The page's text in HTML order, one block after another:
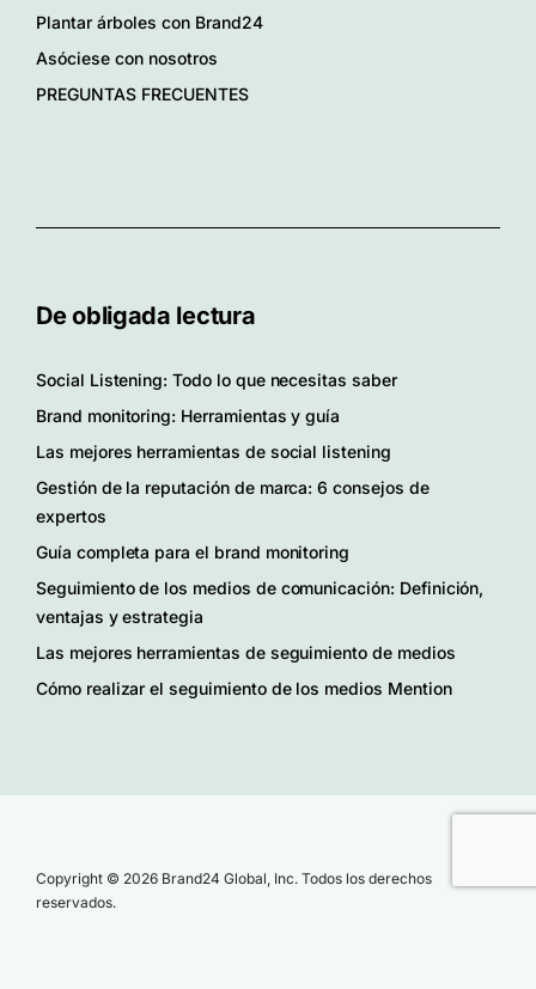
Plantar árboles con Brand24
Asóciese con nosotros
PREGUNTAS FRECUENTES
De obligada lectura
Social Listening: Todo lo que necesitas saber
Brand monitoring: Herramientas y guía
Las mejores herramientas de social listening
Gestión de la reputación de marca: 6 consejos de
expertos
Guía completa para el brand monitoring
Seguimiento de los medios de comunicación: Definición,
ventajas y estrategia
Las mejores herramientas de seguimiento de medios
Cómo realizar el seguimiento de los medios Mention
Copyright © 2026 Brand24 Global, Inc. Todos los derechos
reservados.